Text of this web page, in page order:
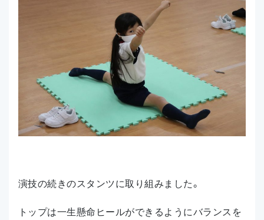
演技の続きのスタンツに取り組みました。
トップは一生懸命ヒールができるようにバランスを